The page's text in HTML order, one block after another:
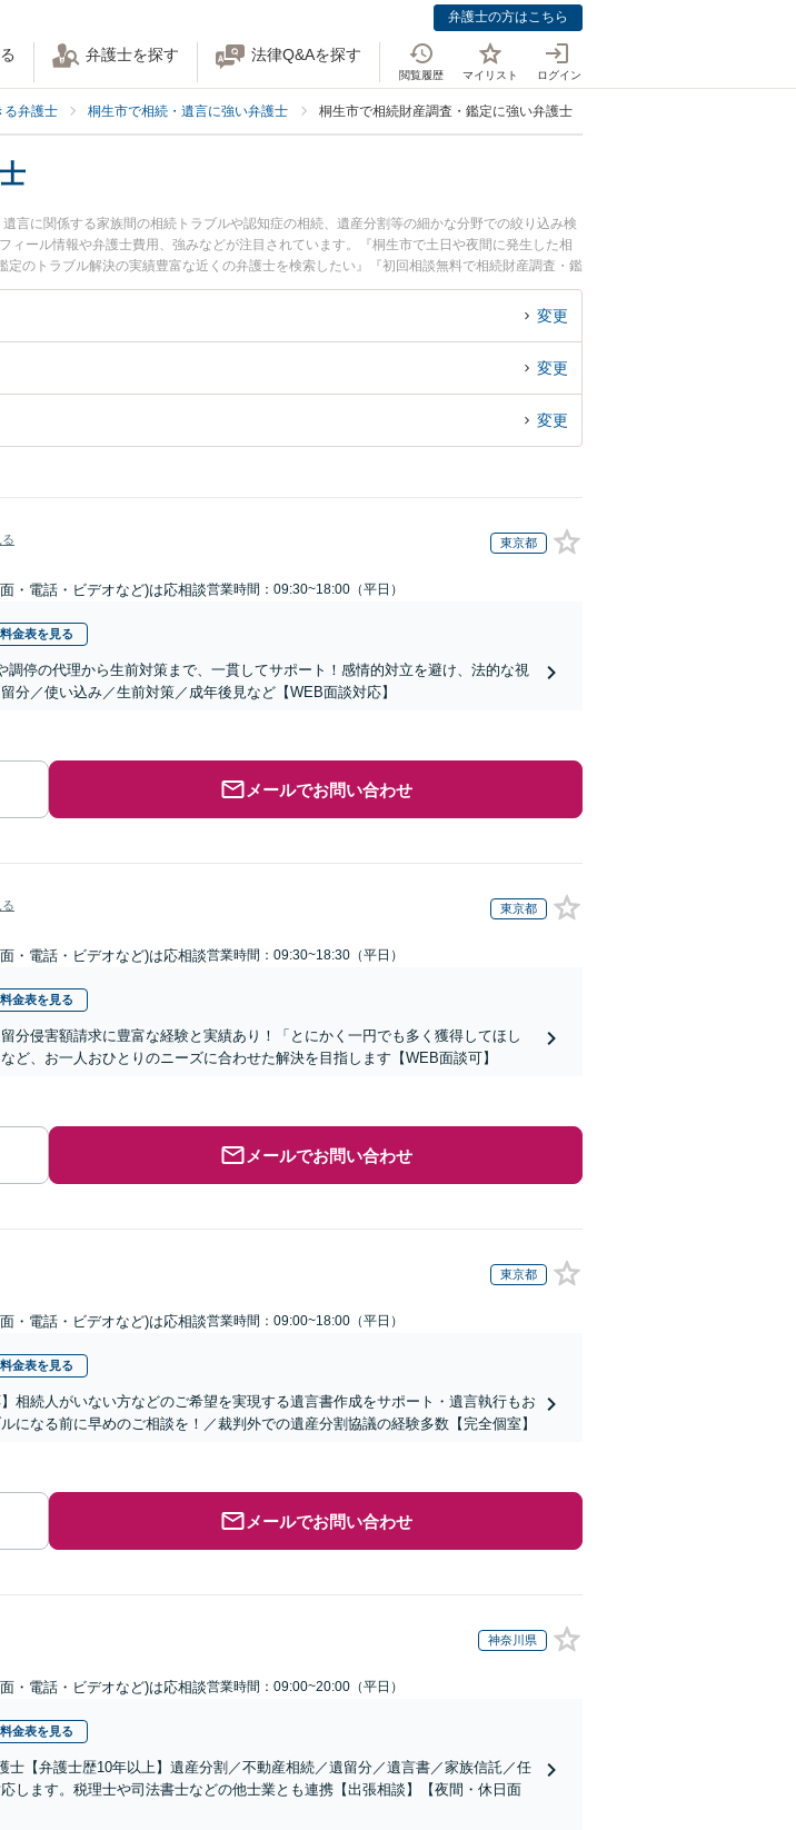
弁護士の方はこちら
弁護士を探す 法律Q&Aを探す
閲覧履歴 マイリスト ログイン
る弁護士 桐生市で相続・遺言に強い弁護士 桐生市で相続財産調査・鑑定に強い弁護士
言に関係する家族間の相続トラブルや認知症の相続、遺産分割等の細かな分野での絞り込み検
ール情報や弁護士費用、強みなどが注目されています。『桐生市で土日や夜間に発生した相
のトラブル解決の実績豊富な近くの弁護士を検索したい』『初回相談無料で相続財産調査・鑑
んにおすすめです。
変更
変更
変更
東京都
・電話・ビデオなど)は応相談営業時間：09:30~18:00（平日）
料金表を見る
調停の代理から生前対策まで、一貫してサポート！感情的対立を避け、法的な視
分／使い込み／生前対策／成年後見など【WEB面談対応】
メールでお問い合わせ
東京都
・電話・ビデオなど)は応相談営業時間：09:30~18:30（平日）
料金表を見る
分侵害額請求に豊富な経験と実績あり！「とにかく一円でも多く獲得してほし
ど、お一人おひとりのニーズに合わせた解決を目指します【WEB面談可】
メールでお問い合わせ
東京都
・電話・ビデオなど)は応相談営業時間：09:00~18:00（平日）
料金表を見る
相続人がいない方などのご希望を実現する遺言書作成をサポート・遺言執行もお
になる前に早めのご相談を！／裁判外での遺産分割協議の経験多数【完全個室】
メールでお問い合わせ
神奈川県
・電話・ビデオなど)は応相談営業時間：09:00~20:00（平日）
料金表を見る
士【弁護士歴10年以上】遺産分割／不動産相続／遺留分／遺言書／家族信託／任
します。税理士や司法書士などの他士業とも連携【出張相談】【夜間・休日面